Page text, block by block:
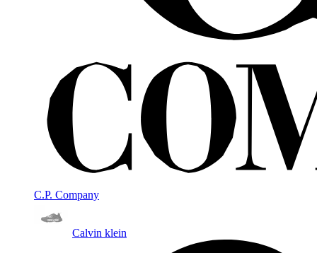
C.P. Company
Calvin klein